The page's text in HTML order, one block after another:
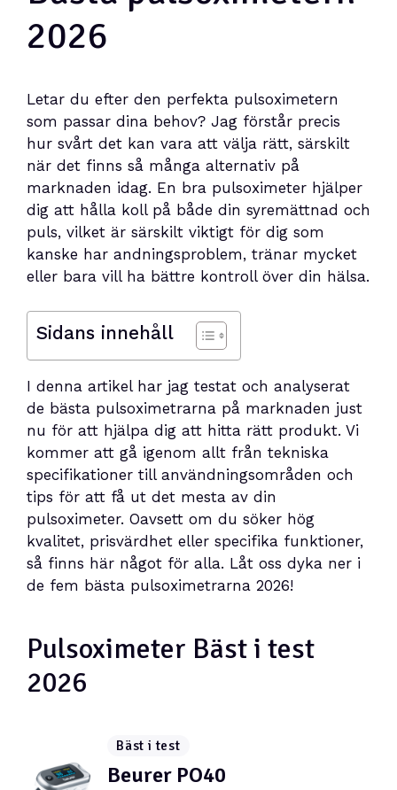
2026
Letar du efter den perfekta pulsoximetern
som passar dina behov? Jag förstår precis
hur svårt det kan vara att välja rätt, särskilt
när det finns så många alternativ på
marknaden idag. En bra pulsoximeter hjälper
dig att hålla koll på både din syremättnad och
puls, vilket är särskilt viktigt för dig som
kanske har andningsproblem, tränar mycket
eller bara vill ha bättre kontroll över din hälsa.
Sidans innehåll
I denna artikel har jag testat och analyserat
de bästa pulsoximetrarna på marknaden just
nu för att hjälpa dig att hitta rätt produkt. Vi
kommer att gå igenom allt från tekniska
specifikationer till användningsområden och
tips för att få ut det mesta av din
pulsoximeter. Oavsett om du söker hög
kvalitet, prisvärdhet eller specifika funktioner,
så finns här något för alla. Låt oss dyka ner i
de fem bästa pulsoximetrarna 2026!
Pulsoximeter Bäst i test
2026
Bäst i test
Beurer PO40